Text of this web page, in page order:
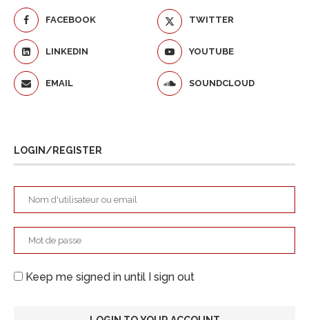
FACEBOOK TWITTER
LINKEDIN YOUTUBE
EMAIL SOUNDCLOUD
LOGIN/REGISTER
Keep me signed in until I sign out